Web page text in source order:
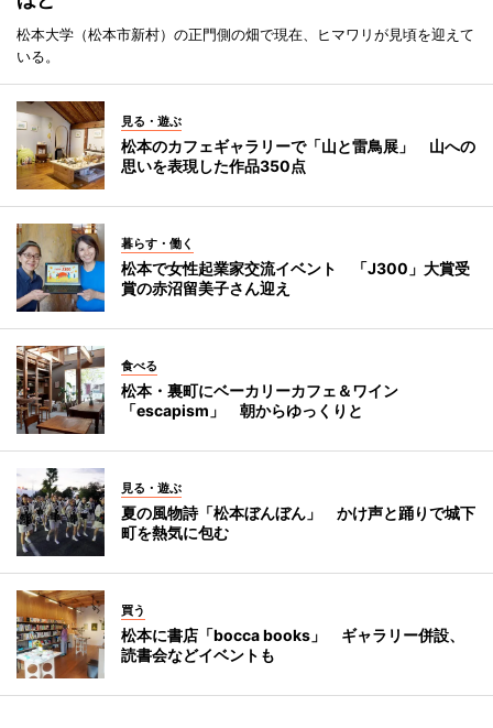
松本大学（松本市新村）の正門側の畑で現在、ヒマワリが見頃を迎えて
いる。
見る・遊ぶ
松本のカフェギャラリーで「山と雷鳥展」 山への
思いを表現した作品350点
暮らす・働く
松本で女性起業家交流イベント 「J300」大賞受
賞の赤沼留美子さん迎え
食べる
松本・裏町にベーカリーカフェ＆ワイン
「escapism」 朝からゆっくりと
見る・遊ぶ
夏の風物詩「松本ぼんぼん」 かけ声と踊りで城下
町を熱気に包む
買う
松本に書店「bocca books」 ギャラリー併設、
読書会などイベントも